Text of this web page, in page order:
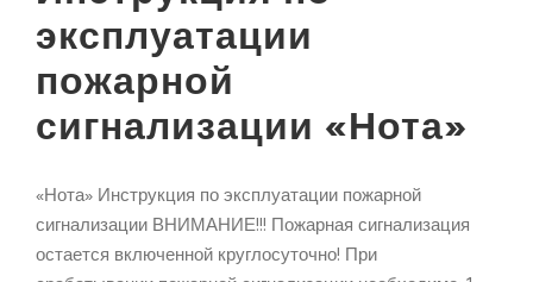
эксплуатации
пожарной
сигнализации «Нота»
«Нота» Инструкция по эксплуатации пожарной
сигнализации ВНИМАНИЕ!!! Пожарная сигнализация
остается включенной круглосуточно! При